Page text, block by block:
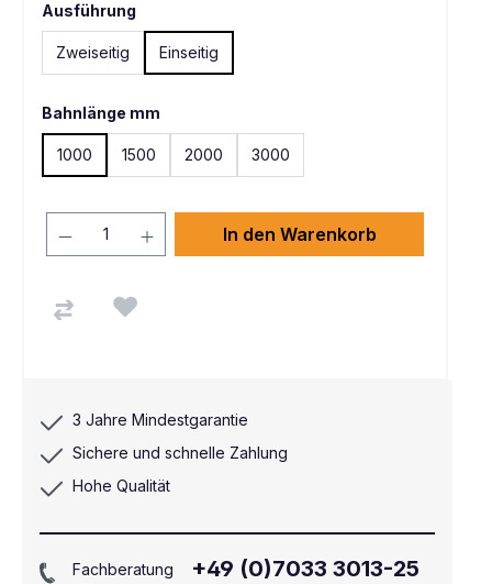
Ausführung
Zweiseitig Einseitig
Bahnlänge mm
1000 1500 2000 3000
In den Warenkorb
3 Jahre Mindestgarantie
Sichere und schnelle Zahlung
Hohe Qualität
Fachberatung +49 (0)7033 3013-25